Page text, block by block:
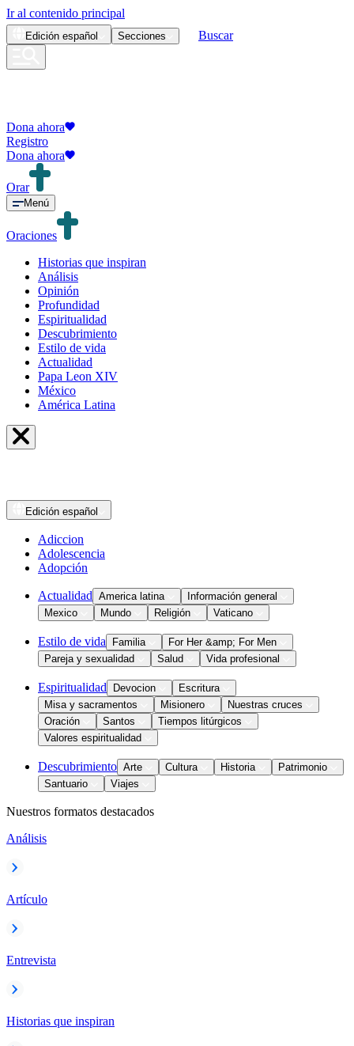
Ir al contenido principal
Edición español Secciones Buscar
Dona ahora
Registro
Dona ahora
Orar
Menú
Oraciones
Historias que inspiran
Análisis
Opinión
Profundidad
Espiritualidad
Descubrimiento
Estilo de vida
Actualidad
Papa Leon XIV
México
América Latina
Edición español
Adiccion
Adolescencia
Adopción
Actualidad America latina
Información general
Mexico
Mundo Religión Vaticano
Estilo de vida Familia
For Her &amp; For Men
Pareja y sexualidad
Salud Vida profesional
Espiritualidad Devocion
Escritura
Misa y sacramentos
Misionero
Nuestras cruces
Oración
Santos
Tiempos litúrgicos
Valores espiritualidad
Descubrimiento Arte Cultura Historia
Patrimonio
Santuario
Viajes
Nuestros formatos destacados
Análisis
Artículo
Entrevista
Historias que inspiran